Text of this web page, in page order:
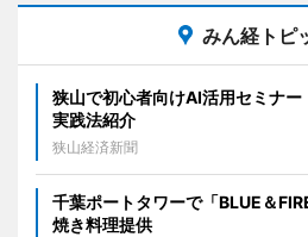
みん経トピ
狭山で初心者向けAI活用セミナ
実践法紹介
狭山経済新聞
千葉ポートタワーで「BLUE＆
焼き料理提供